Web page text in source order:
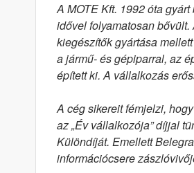
A MOTE Kft. 1992 óta
idővel folyamatosan
kiegészítők gyártása
a jármű- és gépiparral, az
épített ki. A vállalkozás
A cég sikereit fémjelzi,
az „Év vállalkozója” díjjal
Különdíját. Emellett
információcsere